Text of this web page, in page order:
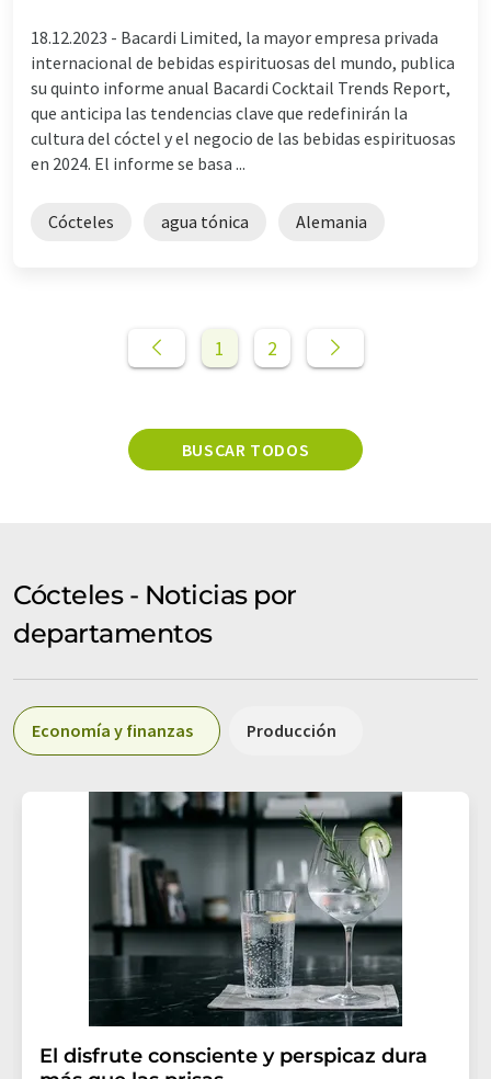
18.12.2023 - Bacardi Limited, la mayor empresa privada
internacional de bebidas espirituosas del mundo, publica
su quinto informe anual Bacardi Cocktail Trends Report,
que anticipa las tendencias clave que redefinirán la
cultura del cóctel y el negocio de las bebidas espirituosas
en 2024. El informe se basa ...
Cócteles agua tónica Alemania
1 2
BUSCAR TODOS
Cócteles - Noticias por
departamentos
Economía y finanzas Producción
El disfrute consciente y perspicaz dura